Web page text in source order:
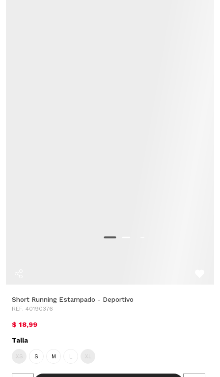
Short Running Estampado - Deportivo
REF. 40190376
$ 18,99
Talla
XS S M L XL